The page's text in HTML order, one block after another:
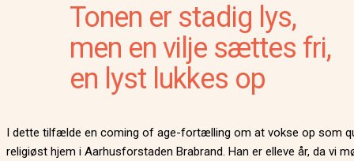
Tonen er stadig lys,
men en vilje sættes fri,
en lyst lukkes op
I dette tilfælde en coming of age-fortælling om at vokse op som
religiøst hjem i Aarhusforstaden Brabrand. Han er elleve år, da vi